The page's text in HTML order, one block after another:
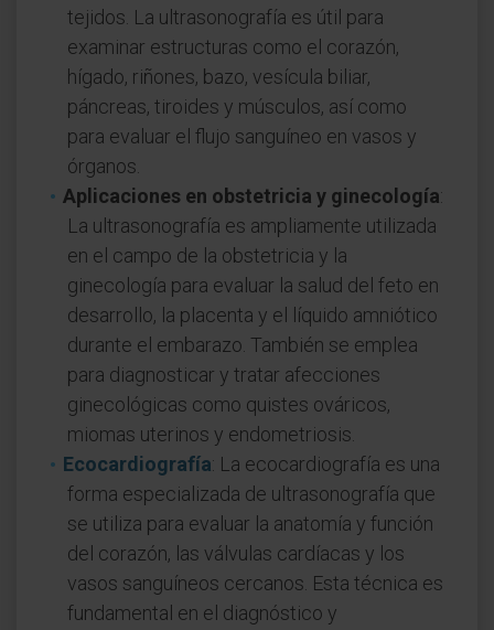
tejidos. La ultrasonografía es útil para
examinar estructuras como el corazón,
hígado, riñones, bazo, vesícula biliar,
páncreas, tiroides y músculos, así como
para evaluar el flujo sanguíneo en vasos y
órganos.
Aplicaciones en obstetricia y ginecología:
La ultrasonografía es ampliamente utilizada
en el campo de la obstetricia y la
ginecología para evaluar la salud del feto en
desarrollo, la placenta y el líquido amniótico
durante el embarazo. También se emplea
para diagnosticar y tratar afecciones
ginecológicas como quistes ováricos,
miomas uterinos y endometriosis.
Ecocardiografía: La ecocardiografía es una
forma especializada de ultrasonografía que
se utiliza para evaluar la anatomía y función
del corazón, las válvulas cardíacas y los
vasos sanguíneos cercanos. Esta técnica es
fundamental en el diagnóstico y